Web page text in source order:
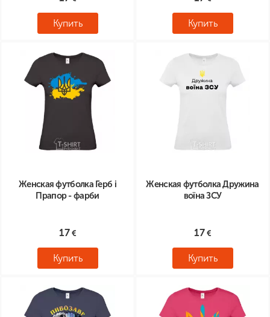
Купить Купить
Женская футболка Герб і
Прапор - фарби
17
Купить
Женская футболка Дружина
воїна ЗСУ
17
Купить